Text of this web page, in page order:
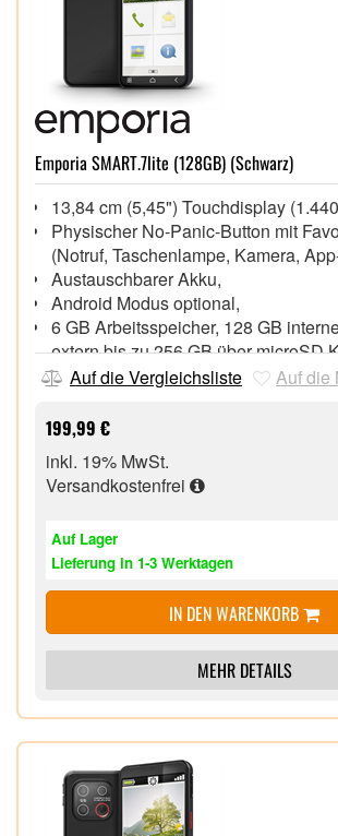
Emporia SMART.7lite (128GB) (Schwarz)
13,84 cm (5,45") Touchdisplay
Physischer No-Panic-Button mit
(Notruf, Taschenlampe, Kamera,
Austauschbarer Akku,
Android Modus optional,
6 GB Arbeitsspeicher, 128 GB
extern bis zu 256 GB über microSD
13 MP + 0,3 MP + 2 MP Triple-
Wi-Fi 5 (802.11ac), Bluetooth® 5.0,
Android™ 15.0 Betriebssystem
Gesprächszeit bis zu 10 Stunden,
zu 230 Stunden,
Smartcover im Lieferumfang
Auf die Vergleichsliste Auf die
199,99 €
inkl. 19% MwSt.
Versandkostenfrei
Auf Lager
Lieferung in 1-3 Werktagen
IN DEN WARENKORB
MEHR DETAILS